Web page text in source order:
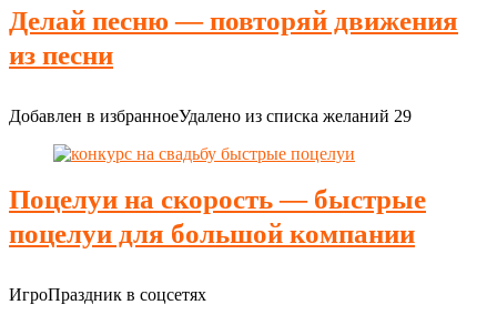
Делай песню — повторяй движения
из песни
Добавлен в избранноеУдалено из списка желаний 29
Поцелуи на скорость — быстрые
поцелуи для большой компании
ИгроПраздник в соцсетях